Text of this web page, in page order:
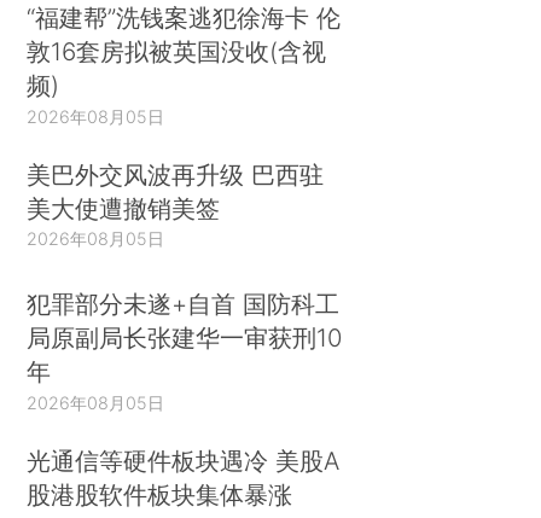
“福建帮”洗钱案逃犯徐海卡 伦
敦16套房拟被英国没收(含视
频)
2026年08月05日
美巴外交风波再升级 巴西驻
美大使遭撤销美签
2026年08月05日
犯罪部分未遂+自首 国防科工
局原副局长张建华一审获刑10
年
2026年08月05日
光通信等硬件板块遇冷 美股A
股港股软件板块集体暴涨